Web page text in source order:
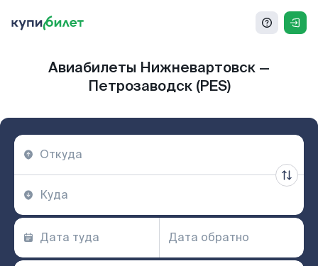
Авиабилеты Нижневартовск —
Петрозаводск (PES)